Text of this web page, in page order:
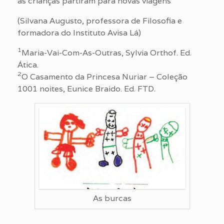
(Silvana Augusto, professora de Filosofia e
formadora do Instituto Avisa Lá)
1Maria-Vai-Com-As-Outras, Sylvia Orthof. Ed.
Ática.
2O Casamento da Princesa Nuriar – Coleção
1001 noites, Eunice Braido. Ed. FTD.
As burcas